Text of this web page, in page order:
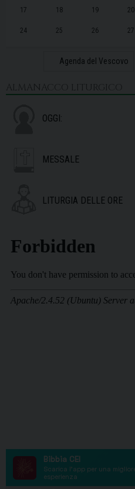
17 18 19 20
24 25 26 27
Agenda del Vescovo
ALMANACCO LITURGICO
OGGI:
MESSALE
LITURGIA DELLE ORE